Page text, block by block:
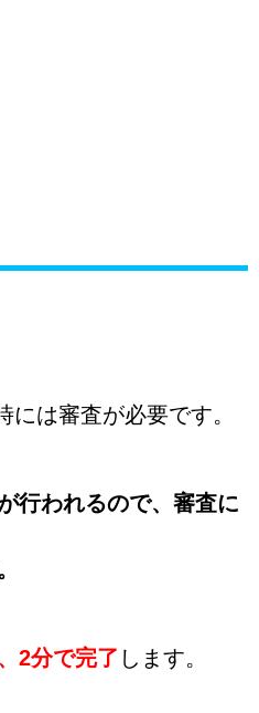
は審査が必要です。
行われるので、審査に
2分で完了 します。